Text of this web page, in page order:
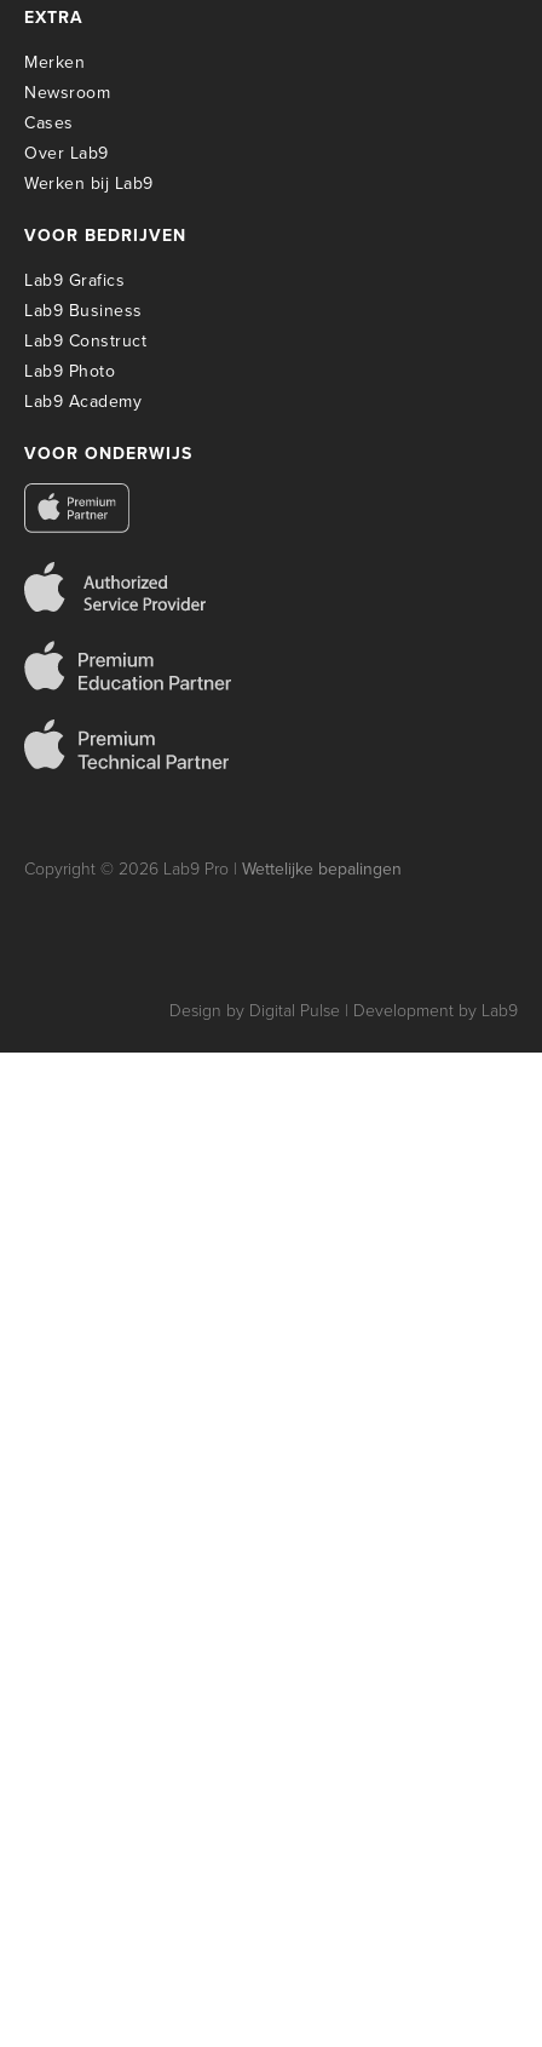
EXTRA
Merken
Newsroom
Cases
Over Lab9
Werken bij Lab9
VOOR BEDRIJVEN
Lab9 Grafics
Lab9 Business
Lab9 Construct
Lab9 Photo
Lab9 Academy
VOOR ONDERWIJS
Copyright © 2026 Lab9 Pro | Wettelijke bepalingen
Design by Digital Pulse | Development by Lab9